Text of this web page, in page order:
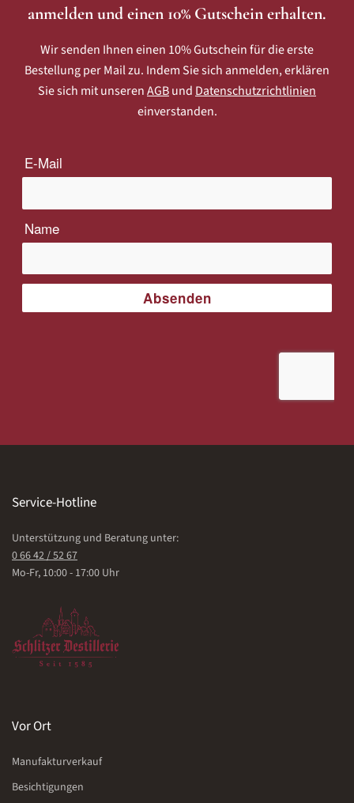
anmelden und einen 10% Gutschein erhalten.
Wir senden Ihnen einen 10% Gutschein für die erste
Bestellung per Mail zu. Indem Sie sich anmelden, erklären
Sie sich mit unserenAGBund Datenschutzrichtlinien
einverstanden.
Service-Hotline
Unterstützung und Beratung unter:
0 66 42 / 52 67
Mo-Fr, 10:00 - 17:00 Uhr
Vor Ort
Manufakturverkauf
Besichtigungen